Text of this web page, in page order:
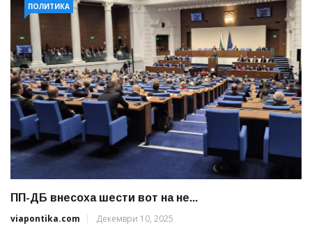
ПОЛИТИКА
ПП-ДБ внесоха шести вот на не...
viapontika.com
Декември 10, 2025